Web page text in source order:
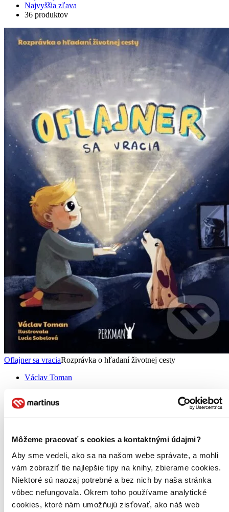
Môžeme pracovať s cookies a kontaktnými údajmi?
Aby sme vedeli, ako sa na našom webe správate, a mohli
vám zobraziť tie najlepšie tipy na knihy, zbierame cookies.
Niektoré sú naozaj potrebné a bez nich by naša stránka
vôbec nefungovala. Okrem toho používame analytické
cookies, ktoré nám umožňujú zisťovať, ako náš web
Najvyššia zľava
36 produktov
Oflajner sa vraciaRozprávka o hľadaní životnej cesty
Václav Toman
Rozprávka o hľadaní správnej životnej cesty, ktorá dodá odvahu
nesplniteľná úloha...
Kniha pevná väzba
13,99 €
Na sklade > 5 ks
Táto kniha sa môže na cestu ku vám vybrať prakticky
okamžite! Ak si ju objednáte do 13:00 v pracovný deň,
odošleme vám ju ešte dnes, inak najneskôr nasledujúci